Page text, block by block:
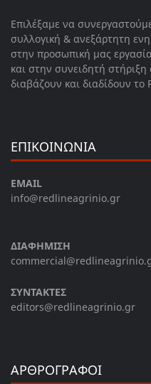
Επιλέξαμε να
συλλογική & ανεξάρτητη
στην προσωπική μας
και στην συνειδητή
διαβάζουν και διαδίδουν το
ΕΠΙΚΟΙΝΩΝΙΑ
EMAIL
info@redlineagrinio.gr
ΔΙΑΦΗΜΙΣΗ
ΣΥΝΤΑΚΤΕΣ
editors@redlineagrinio.gr
ΑΡΘΡΟΓΡΑΦΟΙ